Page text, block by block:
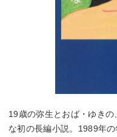
19歳の弥生とおば・ゆき
な初の長編小説。1989年